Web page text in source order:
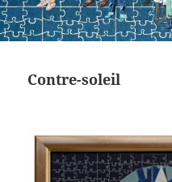
Contre-soleil